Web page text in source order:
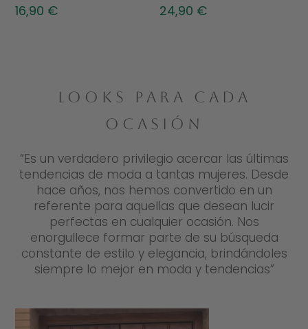
16,90 € 24,90 €
LOOKS PARA CADA
OCASIÓN
“Es un verdadero privilegio acercar las últimas
tendencias de moda a tantas mujeres. Desde
hace años, nos hemos convertido en un
referente para aquellas que desean lucir
perfectas en cualquier ocasión. Nos
enorgullece formar parte de su búsqueda
constante de estilo y elegancia, brindándoles
siempre lo mejor en moda y tendencias”